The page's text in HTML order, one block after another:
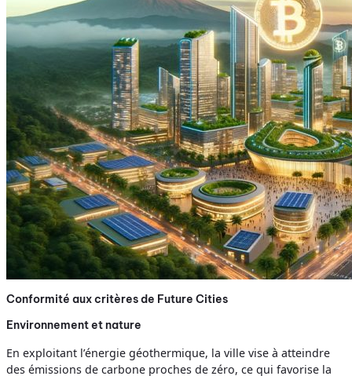
Conformité aux critères de Future Cities
Environnement et nature
En exploitant l’énergie géothermique, la ville vise à atteindre
des émissions de carbone proches de zéro, ce qui favorise la